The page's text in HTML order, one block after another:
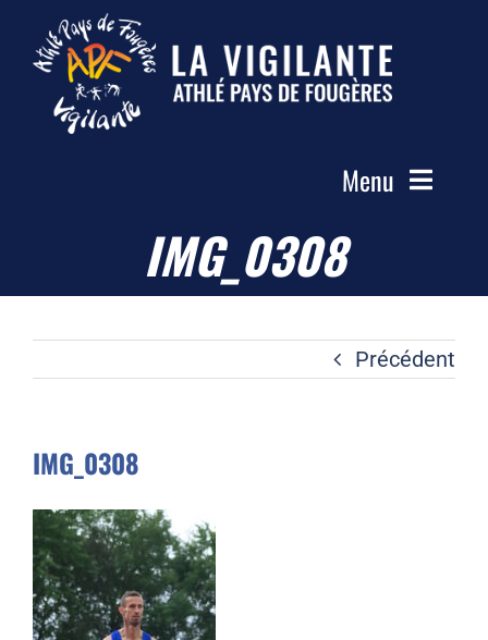
Passer
contenu
Menu
Photos
Contact
IMG_0308
Précédent
IMG_0308